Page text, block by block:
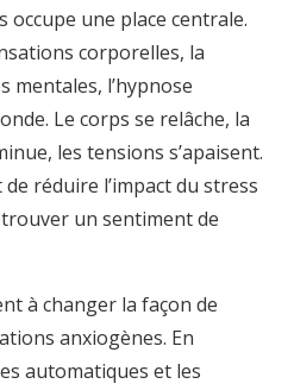
une place centrale.
corporelles, la
mentales, l’hypnose
Le corps se relâche, la
les tensions s’apaisent.
réduire l’impact du stress
un sentiment de
à changer la façon de
anxiogènes. En
automatiques et les